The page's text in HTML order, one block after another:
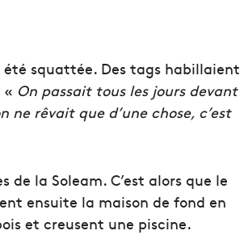
squattée. Des tags habillaient
« On passait tous les jours devant
rêvait que d’une chose, c’est
la Soleam. C’est alors que le
ensuite la maison de fond en
et creusent une piscine.